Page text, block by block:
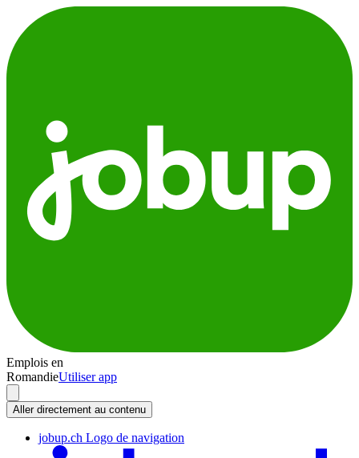
Emplois en
RomandieUtiliser app
Aller directement au contenu
jobup.ch Logo de navigation